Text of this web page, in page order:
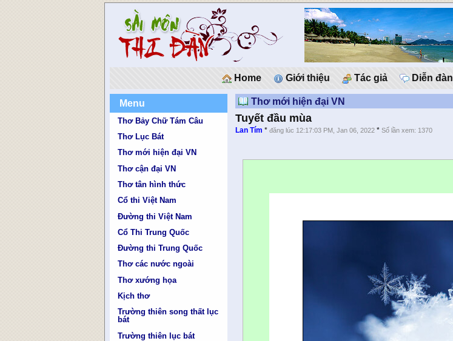
Home Giới thiệu Tác giả Diễn đàn
Menu
Thơ Bảy Chữ Tám Câu
Thơ Lục Bát
Thơ mới hiện đại VN
Thơ cận đại VN
Thơ tân hình thức
Cổ thi Việt Nam
Đường thi Việt Nam
Cổ Thi Trung Quốc
Đường thi Trung Quốc
Thơ các nước ngoài
Thơ xướng họa
Kịch thơ
Trường thiên song thất lục
bát
Trường thiên lục bát
Thơ mới hiện đại VN
Tuyết đầu mùa
Lan Tím *đăng lúc 12:17:03 PM, Jan 06, 2022 *Số lần xem: 1370